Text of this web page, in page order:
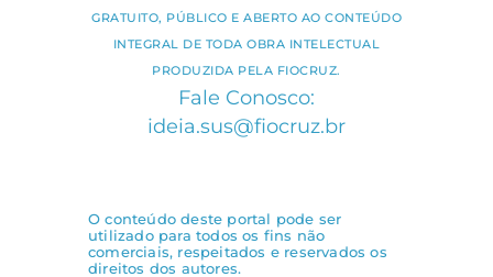
GRATUITO, PÚBLICO E ABERTO AO CONTEÚDO
INTEGRAL DE TODA OBRA INTELECTUAL
PRODUZIDA PELA FIOCRUZ.
Fale Conosco:
ideia.sus@fiocruz.br
O conteúdo deste portal pode ser
utilizado para todos os fins não
comerciais, respeitados e reservados os
direitos dos autores.